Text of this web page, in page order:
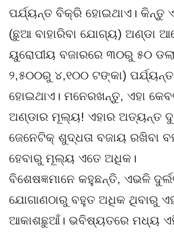
ପର୍ଯ୍ୟନ୍ତ ବିକ୍ରି ହୋଇଥାଏ। କିନ୍ତୁ
(ଛୁଆ ବାହାରିବା ଯୋଗ୍ୟ) ଅଣ୍ଡା
ୟୁରୋପୀୟ ବଜାରରେ ୩୦ରୁ ୫୦
୨,୫୦୦ରୁ ୪,୧୦୦ ଟଙ୍କା)
ହୋଇଥାଏ। ମନେରଖନ୍ତୁ, ଏହା
ଅଣ୍ଡାର ମୂଲ୍ୟ! ଏହାର ଅତ୍ୟନ୍ତ
ଜେନେଟିକ୍ ଶୁଦ୍ଧତା ବଜାୟ ରଖିବା
ହେବାରୁ ମୂଲ୍ୟ ଏତେ ଅଧିକ।
ବିଶେଷଜ୍ଞମାନେ କହୁଛନ୍ତି, ଏଭଳି
ଯୋଗାଣଠାରୁ ବହୁତ ଅଧିକ ଥିବାରୁ
ଆକାଶଛୁଆଁ। ଭବିଷ୍ୟତରେ ମଧ୍ୟ ଏହି